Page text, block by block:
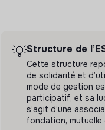
💡Structure de
Cette structure
de solidarité et
mode de gestion
participatif, et sa
s’agit d’une
fondation, mutuelle